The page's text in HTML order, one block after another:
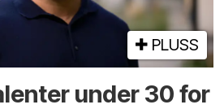
PLUSS
under 30 for